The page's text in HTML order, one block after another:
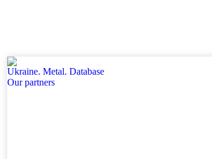
Ukraine. Metal. Database
Our partners